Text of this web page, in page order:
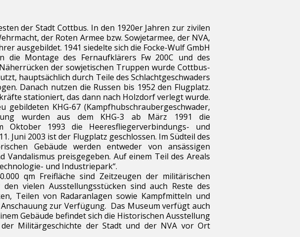
der Stadt Cottbus. In den 1920er Jahren zur zivilen
der Roten Armee bzw. Sowjetarmee, der NVA,
ausgebildet. 1941 siedelte sich die Focke-Wulf GmbH
die Montage des Fernaufklärers Fw 200C und des
der sowjetischen Truppen wurde Cottbus-
hauptsächlich durch Teile des Schlachtgeschwaders
Danach nutzen die Russen bis 1952 den Flugplatz.
stationiert, das dann nach Holzdorf verlegt wurde.
gebildeten KHG-67 (Kampfhubschraubergeschwader,
wurden aus dem KHG-3 ab März 1991 die
Oktober 1993 die Heeresfliegerverbindungs- und
Juni 2003 ist der Flugplatz geschlossen. Im Südteil des
Gebäude werden entweder von ansässigen
preisgegeben. Auf einem Teil des Areals
und Industriepark“.
qm Freifläche sind Zeitzeugen der militärischen
vielen Ausstellungsstücken sind auch Reste des
Teilen von Radaranlagen sowie Kampfmitteln und
zur Verfügung. Das Museum verfügt auch
Gebäude befindet sich die Historischen Ausstellung
Militärgeschichte der Stadt und der NVA vor Ort